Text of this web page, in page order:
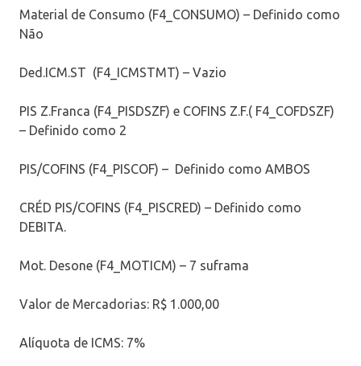
Material de Consumo (F4_CONSUMO) – Definido como
Não
Ded.ICM.ST (F4_ICMSTMT) – Vazio
PIS Z.Franca (F4_PISDSZF) e COFINS Z.F.( F4_COFDSZF)
– Definido como 2
PIS/COFINS (F4_PISCOF) – Definido como AMBOS
CRÉD PIS/COFINS (F4_PISCRED) – Definido como
DEBITA.
Mot. Desone (F4_MOTICM) – 7 suframa
Valor de Mercadorias: R$ 1.000,00
Alíquota de ICMS: 7%